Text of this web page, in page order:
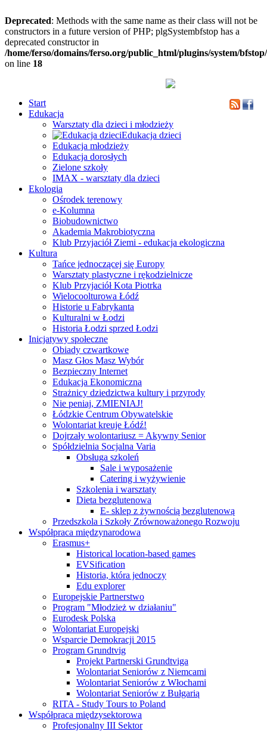
Deprecated: Methods with the same name as their class will not be
constructors in a future version of PHP; plgSystembfstop has a
deprecated constructor in
/home/ferso/domains/ferso.org/public_html/plugins/system/
on line 18
Start
Edukacja
Warsztaty dla dzieci i młodzieży
Edukacja dzieci
Edukacja młodzieży
Edukacja dorosłych
Zielone szkoły
IMAX - warsztaty dla dzieci
Ekologia
Ośrodek terenowy
e-Kolumna
Biobudownictwo
Akademia Makrobiotyczna
Klub Przyjaciół Ziemi - edukacja ekologiczna
Kultura
Tańce jednoczącej się Europy
Warsztaty plastyczne i rękodzielnicze
Klub Przyjaciół Kota Piotrka
Wielocoolturowa Łódź
Historie u Fabrykanta
Kulturalni w Łodzi
Historia Łodzi sprzed Łodzi
Inicjatywy społeczne
Obiady czwartkowe
Masz Głos Masz Wybór
Bezpieczny Internet
Edukacja Ekonomiczna
Strażnicy dziedzictwa kultury i przyrody
Nie peniaj, ZMIENIAJ!
Łódzkie Centrum Obywatelskie
Wolontariat kreuje Łódź!
Dojrzały wolontariusz = Akywny Senior
Spółdzielnia Socjalna Varia
Obsługa szkoleń
Sale i wyposażenie
Catering i wyżywienie
Szkolenia i warsztaty
Dieta bezglutenowa
E- sklep z żywnością bezglutenową
Przedszkola i Szkoły Zrównoważonego Rozwoju
Współpraca międzynarodowa
Erasmus+
Historical location-based games
EVSification
Historia, która jednoczy
Edu explorer
Europejskie Partnerstwo
Program "Młodzież w działaniu"
Eurodesk Polska
Wolontariat Europejski
Wsparcie Demokracji 2015
Program Grundtvig
Projekt Partnerski Grundtviga
Wolontariat Seniorów z Niemcami
Wolontariat Seniorów z Włochami
Wolontariat Seniorów z Bułgarią
RITA - Study Tours to Poland
Współpraca międzysektorowa
Profesjonalny III Sektor